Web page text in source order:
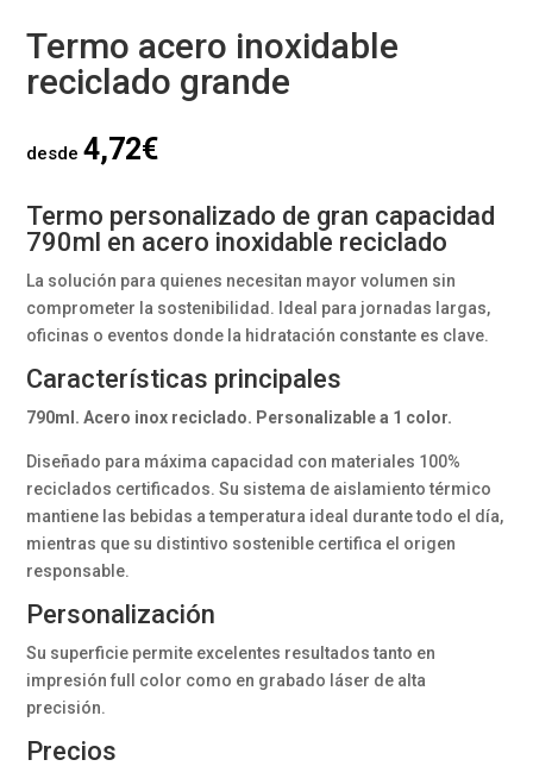
Termo acero inoxidable
reciclado grande
desde4,72€
Termo personalizado de gran capacidad
790ml en acero inoxidable reciclado
La solución para quienes necesitan mayor volumen sin
comprometer la sostenibilidad. Ideal para jornadas largas,
oficinas o eventos donde la hidratación constante es clave.
Características principales
790ml. Acero inox reciclado. Personalizable a 1 color.
Diseñado para máxima capacidad con materiales 100%
reciclados certificados. Su sistema de aislamiento térmico
mantiene las bebidas a temperatura ideal durante todo el día,
mientras que su distintivo sostenible certifica el origen
responsable.
Personalización
Su superficie permite excelentes resultados tanto en
impresión full color como en grabado láser de alta
precisión.
Precios